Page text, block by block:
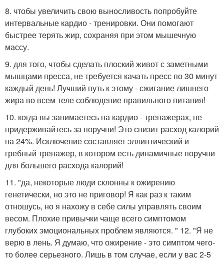
8. чтобы увеличить свою выносливость попробуйте
интервальные кардио - тренировки. Они помогают
быстрее терять жир, сохраняя при этом мышечную
массу.
9. для того, чтобы сделать плоский живот с заметными
мышцами пресса, не требуется качать пресс по 30 минут
каждый день! Лучший путь к этому - сжигание лишнего
жира во всем теле соблюдение правильного питания!
10. когда вы занимаетесь на кардио - тренажерах, не
придерживайтесь за поручни! Это снизит расход калорий
на 24%. Исключение составляет эллиптический и
гребный тренажер, в котором есть динамичные поручни
для большего расхода калорий!
11. "да, некоторые люди склонны к ожирению
генетически, но это не приговор! Я как раз к таким
отношусь, но я нахожу в себе силы управлять своим
весом. Плохие привычки чаще всего симптомом
глубоких эмоциональных проблем являются. " 12. "Я не
верю в лень. Я думаю, что ожирение - это симптом чего-
то более серьезного. Лишь в том случае, если у вас 2-5